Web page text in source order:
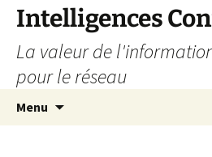
Aller
contenu
Intelligences
La valeur de
pour le réseau
Menu